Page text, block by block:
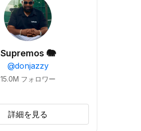
Supremos 🐘
@donjazzy
15.0M フォロワー
詳細を見る